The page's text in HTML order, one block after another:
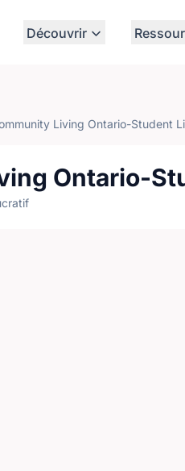
Découvrir
Living Ontario-Student
Ontario-